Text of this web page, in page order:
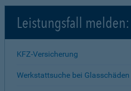
Leistungsfall
KFZ-Versicherung
Werkstattsuche bei Glasschäden